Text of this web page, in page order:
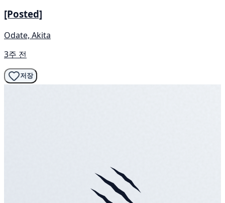
[Posted]
Odate, Akita
3주 전
저장